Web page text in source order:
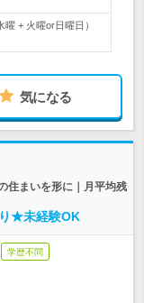
+ 火曜or日曜日）
気になる
住まいを形に｜月平均残
り★未経験OK
学歴不問